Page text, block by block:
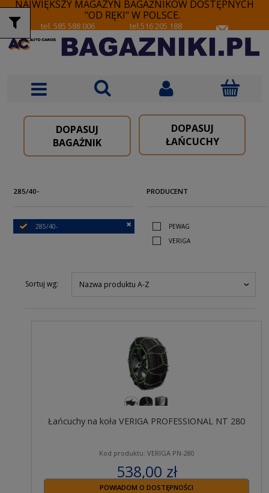
NAJWIĘKSZY MAGAZYN BAGAŻNIKÓW DOSTĘPNYCH
"OD RĘKI" W POLSCE.
tel. 585 588 006 tel.516 205 188
DOPASUJ
BAGAŻNIK
DOPASUJ
ŁAŃCUCHY
285/40-
285/40-
PRODUCENT
PEWAG
VERIGA
Sortuj wg: Nazwa produktu A-Z
Łańcuchy na koła VERIGA PROFESSIONAL NT 280
Kod produktu: VERIGA PN-280
538,00 zł
zawiera 23% VAT
POWIADOM O DOSTĘPNOŚCI